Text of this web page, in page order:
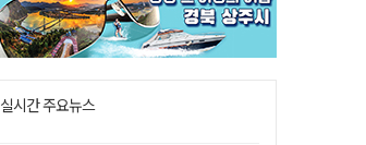
실시간 주요뉴스